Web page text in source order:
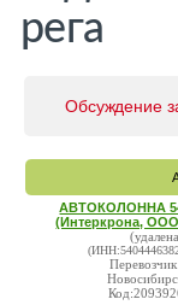
рега
Обсуждение
АВТОКОЛОННА
(Интеркрона,
Перевозчик ,